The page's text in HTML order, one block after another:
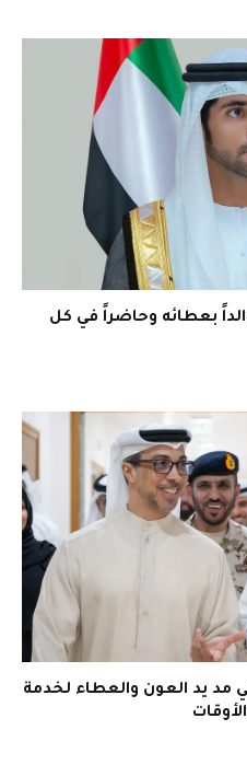
بعطائه وحاضراً في كل
مد يد العون والعطاء لخدمة